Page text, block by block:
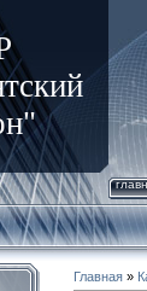
Главная »